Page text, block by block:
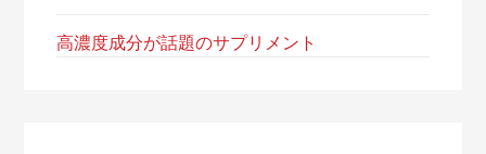
高濃度成分が話題のサプリメント